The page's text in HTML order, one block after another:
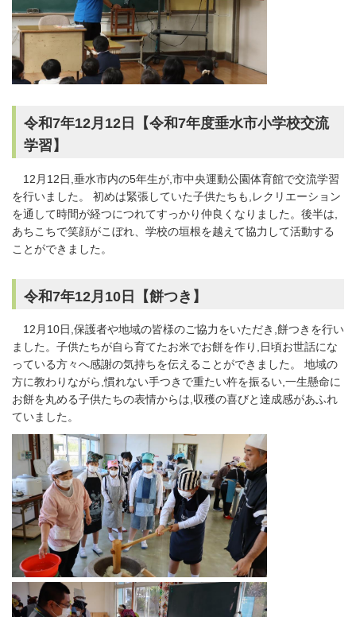
令和7年12月12日【令和7年度垂水市小学校交流
学習】
12月12日,垂水市内の5年生が,市中央運動公園体育館で交流学習
を行いました。 初めは緊張していた子供たちも,レクリエーション
を通して時間が経つにつれてすっかり仲良くなりました。後半は,
あちこちで笑顔がこぼれ、学校の垣根を越えて協力して活動する
ことができました。
令和7年12月10日【餅つき】
12月10日,保護者や地域の皆様のご協力をいただき,餅つきを行い
ました。子供たちが自ら育てたお米でお餅を作り,日頃お世話にな
っている方々へ感謝の気持ちを伝えることができました。 地域の
方に教わりながら,慣れない手つきで重たい杵を振るい,一生懸命に
お餅を丸める子供たちの表情からは,収穫の喜びと達成感があふれ
ていました。